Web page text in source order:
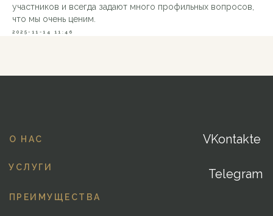
участников и всегда задают много профильных вопросов,
что мы очень ценим.
2025-11-14 11:46